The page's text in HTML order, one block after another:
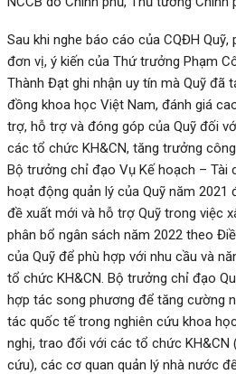
Sau khi nghe báo cáo của CQĐH
đơn vị, ý kiến của Thứ trưởng Phạm
Thành Đạt ghi nhận uy tín mà Quỹ đã
đồng khoa học Việt Nam, đánh giá
trợ, hỗ trợ và đóng góp của Quỹ đối
các tổ chức KH&CN, tăng trưởng
Bộ trưởng chỉ đạo Vụ Kế hoạch – Tài
hoạt động quản lý của Quỹ năm
đề xuất mới và hỗ trợ Quỹ trong việc
phân bổ ngân sách năm 2022 theo
của Quỹ để phù hợp với nhu cầu và
tổ chức KH&CN. Bộ trưởng chỉ đạo
hợp tác song phương để tăng cường
tác quốc tế trong nghiên cứu khoa
nghị, trao đổi với các tổ chức KH&CN
cứu), các cơ quan quản lý nhà nước